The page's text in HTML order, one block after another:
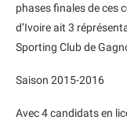
phases finales de ces
d’Ivoire ait 3
Sporting Club de
Saison 2015-2016
Avec 4 candidats en